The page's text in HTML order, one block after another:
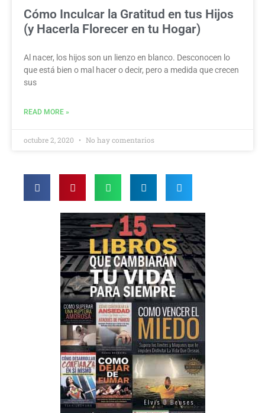
Cómo Inculcar la Gratitud en tus Hijos
(y Hacerla Florecer en tu Hogar)
Al nacer, los hijos son un lienzo en blanco. Desconocen lo
que está bien o mal hacer o decir, pero a medida que crecen
sus
READ MORE »
octubre 2, 2020 No hay comentarios